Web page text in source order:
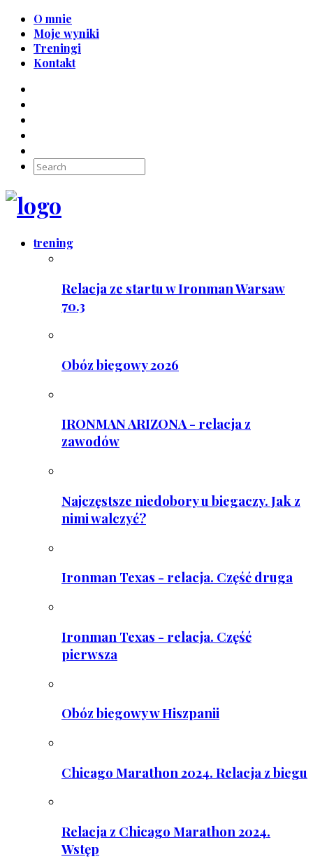
O mnie
Moje wyniki
Treningi
Kontakt
trening
Relacja ze startu w Ironman Warsaw
70.3
Obóz biegowy 2026
IRONMAN ARIZONA - relacja z
zawodów
Najczęstsze niedobory u biegaczy. Jak z
nimi walczyć?
Ironman Texas - relacja. Część druga
Ironman Texas - relacja. Część
pierwsza
Obóz biegowy w Hiszpanii
Chicago Marathon 2024. Relacja z biegu
Relacja z Chicago Marathon 2024.
Wstęp